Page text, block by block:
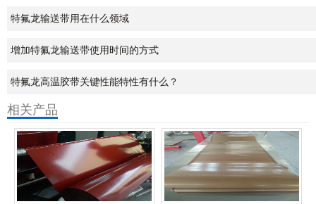
特氟龙输送带用在什么领域
增加特氟龙输送带使用时间的方式
特氟龙高温胶带关键性能特性有什么？
相关产品